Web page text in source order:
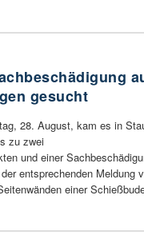
gesucht
28. August, kam es in
zu zwei
und einer
entsprechenden Meldung
einer